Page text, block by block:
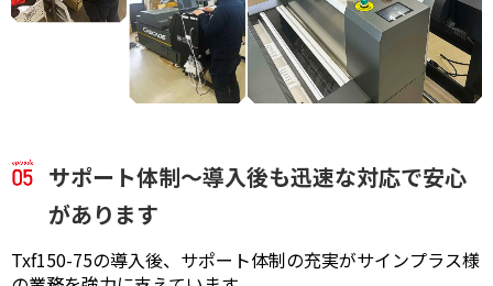
サポート体制～導入後も迅速な対応で安心
があります
Txf150-75の導入後、サポート体制の充実がサインプラス様